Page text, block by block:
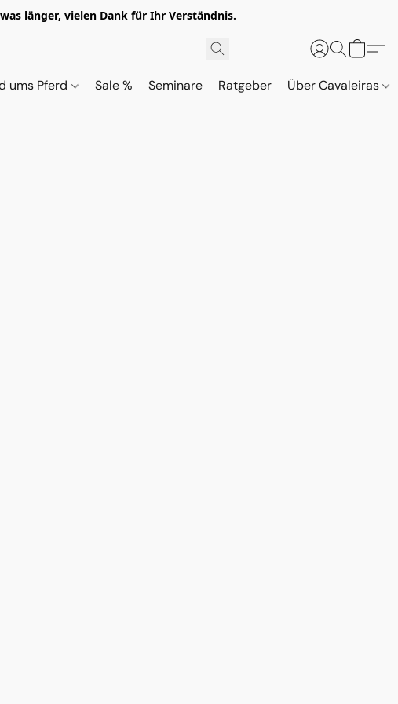
länger, vielen Dank für Ihr Verständnis.
ums Pferd Sale % Seminare Ratgeber Über Cavaleiras